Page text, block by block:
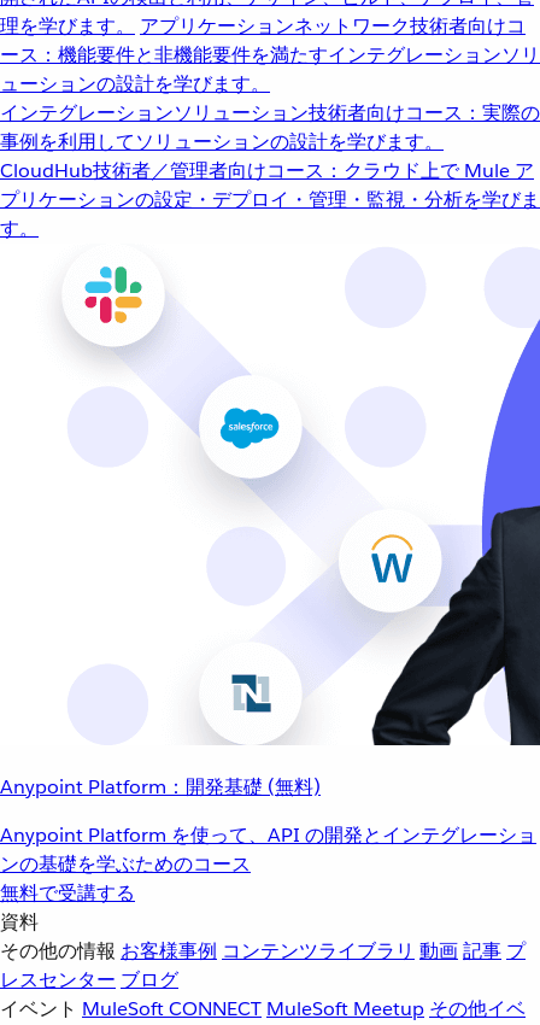
理を学びます。
アプリケーションネットワーク技術者向けコ
ース：機能要件と非機能要件を満たすインテグレーションソリ
ューションの設計を学びます。
インテグレーションソリューション技術者向けコース：実際の
事例を利用してソリューションの設計を学びます。
CloudHub技術者／管理者向けコース：クラウド上で Mule ア
プリケーションの設定・デプロイ・管理・監視・分析を学びま
す。
Anypoint Platform：開発基礎 (無料)
Anypoint Platform を使って、API の開発とインテグレーショ
ンの基礎を学ぶためのコース
無料で受講する
資料
その他の情報 お客様事例 コンテンツライブラリ 動画記事 プ
レスセンター ブログ
イベント MuleSoft CONNECT MuleSoft Meetup その他イベ